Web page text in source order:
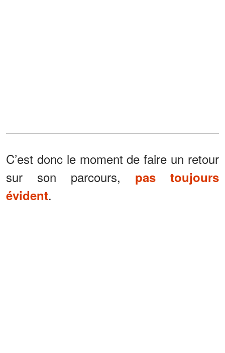
C’est donc le moment de faire un retour
sur son parcours, pas toujours
évident.